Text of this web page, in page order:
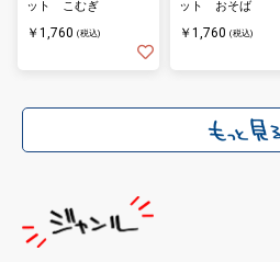
ット こむぎ
￥1,760 (税込)
ット おそば
￥1,760 (税込)